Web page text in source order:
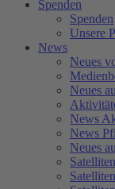
Spenden
Spenden
Unsere
News
Neues
Neues
News
News
Neues